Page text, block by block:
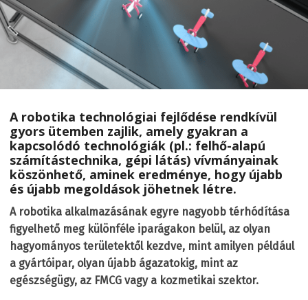
A robotika technológiai fejlődése rendkívül
gyors ütemben zajlik, amely gyakran a
kapcsolódó technológiák (pl.: felhő-alapú
számítástechnika, gépi látás) vívmányainak
köszönhető, aminek eredménye, hogy újabb
és újabb megoldások jöhetnek létre.
A robotika alkalmazásának egyre nagyobb térhódítása
figyelhető meg különféle iparágakon belül, az olyan
hagyományos területektől kezdve, mint amilyen például
a gyártóipar, olyan újabb ágazatokig, mint az
egészségügy, az FMCG vagy a kozmetikai szektor.